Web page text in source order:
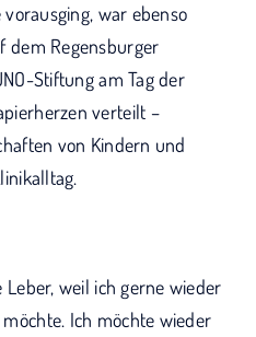
war ebenso
dem Regensburger
Stiftung am Tag der
verteilt –
von Kindern und
weil ich gerne wieder
Ich möchte wieder